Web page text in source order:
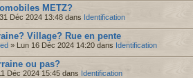
METZ?
Déc 2024 13:48 dans Identification
Village? Rue en pente
» Lun 16 Déc 2024 14:20 dans Identification
ou pas?
Déc 2024 15:45 dans Identification